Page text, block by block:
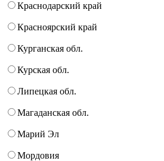
Краснодарский край
Красноярский край
Курганская обл.
Курская обл.
Липецкая обл.
Магаданская обл.
Марий Эл
Мордовия